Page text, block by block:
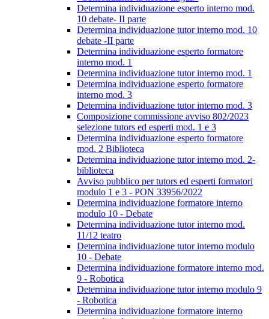
Determina individuazione esperto interno mod.
10 debate- II parte
Determina individuazione tutor interno mod. 10
debate -II parte
Determina individuazione esperto formatore
interno mod. 1
Determina individuazione tutor interno mod. 1
Determina individuazione esperto formatore
interno mod. 3
Determina individuazione tutor interno mod. 3
Composizione commissione avviso 802/2023
selezione tutors ed esperti mod. 1 e 3
Determina individuazione esperto formatore
mod. 2 Biblioteca
Determina individuazione tutor interno mod. 2-
biblioteca
Avviso pubblico per tutors ed esperti formatori
modulo 1 e 3 - PON 33956/2022
Determina individuazione formatore interno
modulo 10 - Debate
Determina individuazione tutor interno mod.
11/12 teatro
Determina individuazione tutor interno modulo
10 - Debate
Determina individuazione formatore interno mod.
9 - Robotica
Determina individuazione tutor interno modulo 9
- Robotica
Determina individuazione formatore interno